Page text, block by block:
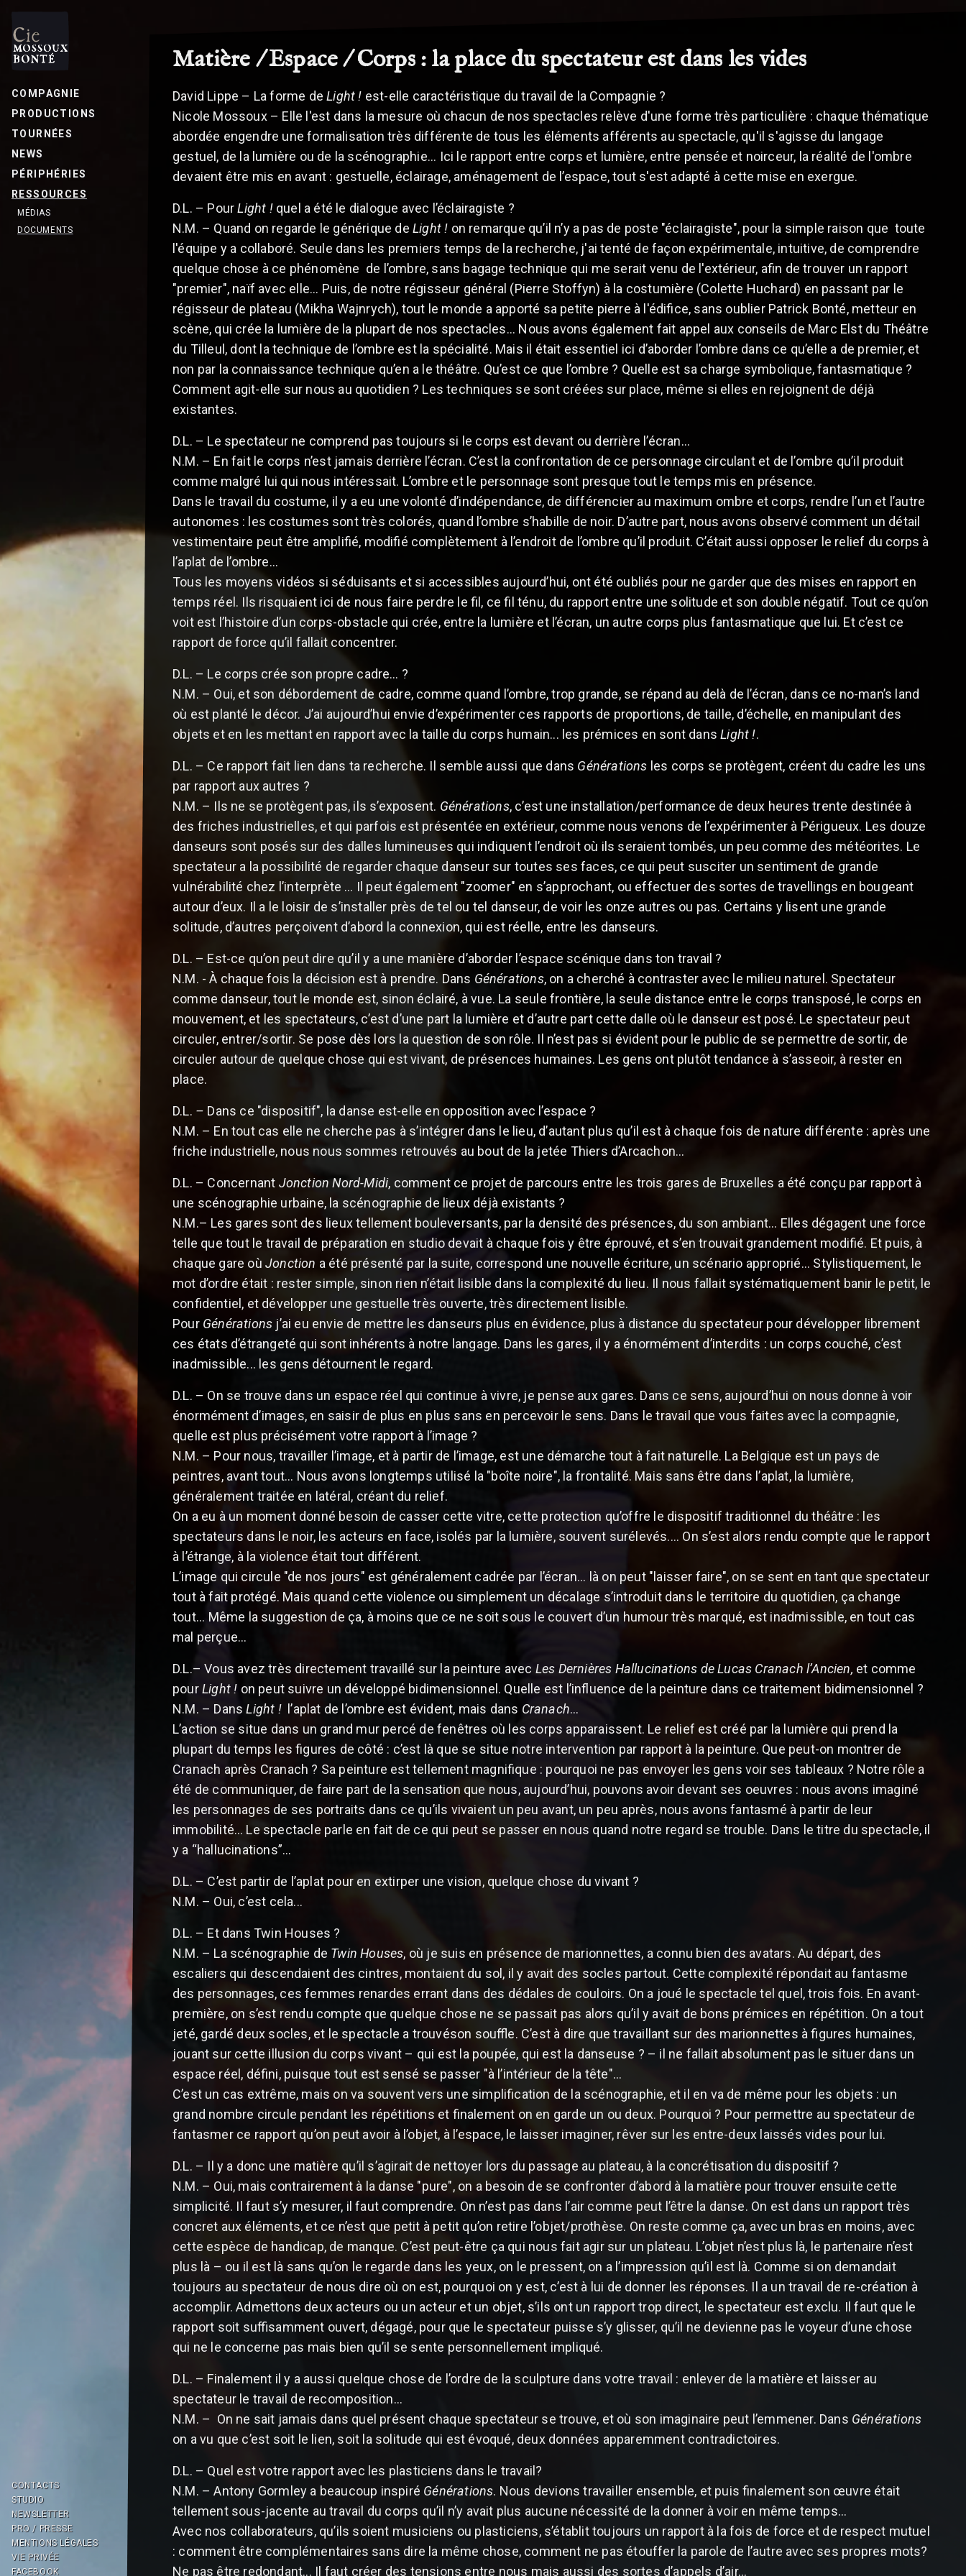
COMPAGNIE
PRODUCTIONS
TOURNÉES
NEWS
PÉRIPHÉRIES
RESSOURCES
MÉDIAS
DOCUMENTS
CONTACTS
STUDIO
NEWSLETTER
PRO / PRESSE
MENTIONS LÉGALES
VIE PRIVÉE
FACEBOOK
Matière / Espace / Corps : la place du spectateur est dans les vides
David Lippe – La forme de Light ! est-elle caractéristique du travail de la Compagnie ?
Nicole Mossoux – Elle l'est dans la mesure où chacun de nos spectacles relève d'une forme très particulière : chaque thématique
abordée engendre une formalisation très différente de tous les éléments afférents au spectacle, qu'il s'agisse du langage
gestuel, de la lumière ou de la scénographie... Ici le rapport entre corps et lumière, entre pensée et noirceur, la réalité de l'ombre
devaient être mis en avant : gestuelle, éclairage, aménagement de l’espace, tout s'est adapté à cette mise en exergue.
D.L. – PourLight !quel a été le dialogue avec l’éclairagiste ?
N.M. – Quand on regarde le générique de Light ! on remarque qu’il n’y a pas de poste "éclairagiste", pour la simple raison que toute
l'équipe y a collaboré. Seule dans les premiers temps de la recherche, j'ai tenté de façon expérimentale, intuitive, de comprendre
quelque chose à ce phénomène de l’ombre, sans bagage technique qui me serait venu de l'extérieur, afin de trouver un rapport
"premier", naïf avec elle... Puis, de notre régisseur général (Pierre Stoffyn) à la costumière (Colette Huchard) en passant par le
régisseur de plateau (Mikha Wajnrych), tout le monde a apporté sa petite pierre à l'édifice, sans oublier Patrick Bonté, metteur en
scène, qui crée la lumière de la plupart de nos spectacles... Nous avons également fait appel aux conseils de Marc Elst du Théâtre
du Tilleul, dont la technique de l’ombre est la spécialité. Mais il était essentiel ici d’aborder l’ombre dans ce qu’elle a de premier, et
non par la connaissance technique qu’en a le théâtre. Qu’est ce que l’ombre ? Quelle est sa charge symbolique, fantasmatique ?
Comment agit-elle sur nous au quotidien ? Les techniques se sont créées sur place, même si elles en rejoignent de déjà
existantes.
D.L. – Le spectateur ne comprend pas toujours si le corps est devant ou derrière l’écran…
N.M. – En fait le corps n’est jamais derrière l’écran. C’est la confrontation de ce personnage circulant et de l’ombre qu’il produit
comme malgré lui qui nous intéressait. L’ombre et le personnage sont presque tout le temps mis en présence.
Dans le travail du costume, il y a eu une volonté d’indépendance, de différencier au maximum ombre et corps, rendre l’un et l’autre
autonomes : les costumes sont très colorés, quand l’ombre s’habille de noir. D’autre part, nous avons observé comment un détail
vestimentaire peut être amplifié, modifié complètement à l’endroit de l’ombre qu’il produit. C’était aussi opposer le relief du corps à
l’aplat de l’ombre…
Tous les moyens vidéos si séduisants et si accessibles aujourd’hui, ont été oubliés pour ne garder que des mises en rapport en
temps réel. Ils risquaient ici de nous faire perdre le fil, ce fil ténu, du rapport entre une solitude et son double négatif. Tout ce qu’on
voit est l’histoire d’un corps-obstacle qui crée, entre la lumière et l’écran, un autre corps plus fantasmatique que lui. Et c’est ce
rapport de force qu’il fallait concentrer.
D.L. – Le corps crée son propre cadre… ?
N.M. – Oui, et son débordement de cadre, comme quand l’ombre, trop grande, se répand au delà de l’écran, dans ce no-man’s land
où est planté le décor. J’ai aujourd’hui envie d’expérimenter ces rapports de proportions, de taille, d’échelle, en manipulant des
objets et en les mettant en rapport avec la taille du corps humain... les prémices en sont dansLight !.
D.L. – Ce rapport fait lien dans ta recherche. Il semble aussi que dans Générations les corps se protègent, créent du cadre les uns
par rapport aux autres ?
N.M. – Ils ne se protègent pas, ils s’exposent. Générations, c’est une installation/performance de deux heures trente destinée à
des friches industrielles, et qui parfois est présentée en extérieur, comme nous venons de l’expérimenter à Périgueux. Les douze
danseurs sont posés sur des dalles lumineuses qui indiquent l’endroit où ils seraient tombés, un peu comme des météorites. Le
spectateur a la possibilité de regarder chaque danseur sur toutes ses faces, ce qui peut susciter un sentiment de grande
vulnérabilité chez l’interprète … Il peut également "zoomer" en s’approchant, ou effectuer des sortes de travellings en bougeant
autour d’eux. Il a le loisir de s’installer près de tel ou tel danseur, de voir les onze autres ou pas. Certains y lisent une grande
solitude, d’autres perçoivent d’abord la connexion, qui est réelle, entre les danseurs.
D.L. – Est-ce qu’on peut dire qu’il y a une manière d’aborder l’espace scénique dans ton travail ?
N.M. - À chaque fois la décision est à prendre. Dans Générations, on a cherché à contraster avec le milieu naturel. Spectateur
comme danseur, tout le monde est, sinon éclairé, à vue. La seule frontière, la seule distance entre le corps transposé, le corps en
mouvement, et les spectateurs, c’est d’une part la lumière et d’autre part cette dalle où le danseur est posé. Le spectateur peut
circuler, entrer/sortir. Se pose dès lors la question de son rôle. Il n’est pas si évident pour le public de se permettre de sortir, de
circuler autour de quelque chose qui est vivant, de présences humaines. Les gens ont plutôt tendance à s’asseoir, à rester en
place.
D.L. – Dans ce "dispositif", la danse est-elle en opposition avec l’espace ?
N.M. – En tout cas elle ne cherche pas à s’intégrer dans le lieu, d’autant plus qu’il est à chaque fois de nature différente : après une
friche industrielle, nous nous sommes retrouvés au bout de la jetée Thiers d’Arcachon...
D.L. – Concernant Jonction Nord-Midi, comment ce projet de parcours entre les trois gares de Bruxelles a été conçu par rapport à
une scénographie urbaine, la scénographie de lieux déjà existants ?
N.M.– Les gares sont des lieux tellement bouleversants, par la densité des présences, du son ambiant... Elles dégagent une force
telle que tout le travail de préparation en studio devait à chaque fois y être éprouvé, et s’en trouvait grandement modifié. Et puis, à
chaque gare où Jonction a été présenté par la suite, correspond une nouvelle écriture, un scénario approprié... Stylistiquement, le
mot d’ordre était : rester simple, sinon rien n’était lisible dans la complexité du lieu. Il nous fallait systématiquement banir le petit, le
confidentiel, et développer une gestuelle très ouverte, très directement lisible.
Pour Générations j’ai eu envie de mettre les danseurs plus en évidence, plus à distance du spectateur pour développer librement
ces états d’étrangeté qui sont inhérents à notre langage. Dans les gares, il y a énormément d’interdits : un corps couché, c’est
inadmissible... les gens détournent le regard.
D.L. – On se trouve dans un espace réel qui continue à vivre, je pense aux gares. Dans ce sens, aujourd’hui on nous donne à voir
énormément d’images, en saisir de plus en plus sans en percevoir le sens. Dans le travail que vous faites avec la compagnie,
quelle est plus précisément votre rapport à l’image ?
N.M. – Pour nous, travailler l’image, et à partir de l’image, est une démarche tout à fait naturelle. La Belgique est un pays de
peintres, avant tout... Nous avons longtemps utilisé la "boîte noire", la frontalité. Mais sans être dans l’aplat, la lumière,
généralement traitée en latéral, créant du relief.
On a eu à un moment donné besoin de casser cette vitre, cette protection qu’offre le dispositif traditionnel du théâtre : les
spectateurs dans le noir, les acteurs en face, isolés par la lumière, souvent surélevés.... On s’est alors rendu compte que le rapport
à l’étrange, à la violence était tout différent.
L’image qui circule "de nos jours" est généralement cadrée par l’écran... là on peut "laisser faire", on se sent en tant que spectateur
tout à fait protégé. Mais quand cette violence ou simplement un décalage s’introduit dans le territoire du quotidien, ça change
tout... Même la suggestion de ça, à moins que ce ne soit sous le couvert d’un humour très marqué, est inadmissible, en tout cas
mal perçue...
D.L.– Vous avez très directement travaillé sur la peinture avec Les Dernières Hallucinations de Lucas Cranach l’Ancien, et comme
pourLight ! on peut suivre un développé bidimensionnel. Quelle est l’influence de la peinture dans ce traitement bidimensionnel ?
N.M. – DansLight ! l’aplat de l’ombre est évident, mais dans Cranach...
L’action se situe dans un grand mur percé de fenêtres où les corps apparaissent. Le relief est créé par la lumière qui prend la
plupart du temps les figures de côté : c’est là que se situe notre intervention par rapport à la peinture. Que peut-on montrer de
Cranach après Cranach ? Sa peinture est tellement magnifique : pourquoi ne pas envoyer les gens voir ses tableaux ? Notre rôle a
été de communiquer, de faire part de la sensation que nous, aujourd’hui, pouvons avoir devant ses oeuvres : nous avons imaginé
les personnages de ses portraits dans ce qu’ils vivaient un peu avant, un peu après, nous avons fantasmé à partir de leur
immobilité… Le spectacle parle en fait de ce qui peut se passer en nous quand notre regard se trouble. Dans le titre du spectacle, il
y a “hallucinations”...
D.L. – C’est partir de l’aplat pour en extirper une vision, quelque chose du vivant ?
N.M. – Oui, c’est cela...
D.L. – Et dans Twin Houses ?
N.M. – La scénographie de Twin Houses, où je suis en présence de marionnettes, a connu bien des avatars. Au départ, des
escaliers qui descendaient des cintres, montaient du sol, il y avait des socles partout. Cette complexité répondait au fantasme
des personnages, ces femmes renardes errant dans des dédales de couloirs. On a joué le spectacle tel quel, trois fois. En avant-
première, on s’est rendu compte que quelque chose ne se passait pas alors qu’il y avait de bons prémices en répétition. On a tout
jeté, gardé deux socles, et le spectacle a trouvéson souffle. C’est à dire que travaillant sur des marionnettes à figures humaines,
jouant sur cette illusion du corps vivant – qui est la poupée, qui est la danseuse ? – il ne fallait absolument pas le situer dans un
espace réel, défini, puisque tout est sensé se passer "à l’intérieur de la tête"...
C’est un cas extrême, mais on va souvent vers une simplification de la scénographie, et il en va de même pour les objets : un
grand nombre circule pendant les répétitions et finalement on en garde un ou deux. Pourquoi ? Pour permettre au spectateur de
fantasmer ce rapport qu’on peut avoir à l’objet, à l’espace, le laisser imaginer, rêver sur les entre-deux laissés vides pour lui.
D.L. – Il y a donc une matière qu’il s’agirait de nettoyer lors du passage au plateau, à la concrétisation du dispositif ?
N.M. – Oui, mais contrairement à la danse "pure", on a besoin de se confronter d’abord à la matière pour trouver ensuite cette
simplicité. Il faut s’y mesurer, il faut comprendre. On n’est pas dans l’air comme peut l’être la danse. On est dans un rapport très
concret aux éléments, et ce n’est que petit à petit qu’on retire l’objet/prothèse. On reste comme ça, avec un bras en moins, avec
cette espèce de handicap, de manque. C’est peut-être ça qui nous fait agir sur un plateau. L’objet n’est plus là, le partenaire n’est
plus là – ou il est là sans qu’on le regarde dans les yeux, on le pressent, on a l’impression qu’il est là. Comme si on demandait
toujours au spectateur de nous dire où on est, pourquoi on y est, c’est à lui de donner les réponses. Il a un travail de re-création à
accomplir. Admettons deux acteurs ou un acteur et un objet, s’ils ont un rapport trop direct, le spectateur est exclu. Il faut que le
rapport soit suffisamment ouvert, dégagé, pour que le spectateur puisse s’y glisser, qu’il ne devienne pas le voyeur d’une chose
qui ne le concerne pas mais bien qu’il se sente personnellement impliqué.
D.L. – Finalement il y a aussi quelque chose de l’ordre de la sculpture dans votre travail : enlever de la matière et laisser au
spectateur le travail de recomposition…
N.M. – On ne sait jamais dans quel présent chaque spectateur se trouve, et où son imaginaire peut l’emmener. Dans Générations
on a vu que c’est soit le lien, soit la solitude qui est évoqué, deux données apparemment contradictoires.
D.L. – Quel est votre rapport avec les plasticiens dans le travail?
N.M. – Antony Gormley a beaucoup inspiré Générations. Nous devions travailler ensemble, et puis finalement son œuvre était
tellement sous-jacente au travail du corps qu’il n’y avait plus aucune nécessité de la donner à voir en même temps…
Avec nos collaborateurs, qu’ils soient musiciens ou plasticiens, s’établit toujours un rapport à la fois de force et de respect mutuel
: comment être complémentaires sans dire la même chose, comment ne pas étouffer la parole de l’autre avec ses propres mots?
Ne pas être redondant... Il faut créer des tensions entre nous mais aussi des sortes d’appels d’air...